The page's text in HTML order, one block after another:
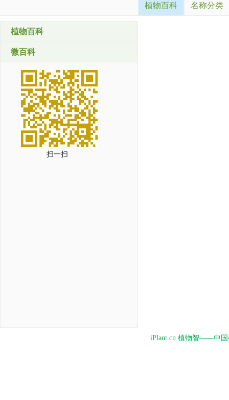
植物百科 名称分类
植物百科
微百科
扫一扫
iPlant.cn 植物智——中国